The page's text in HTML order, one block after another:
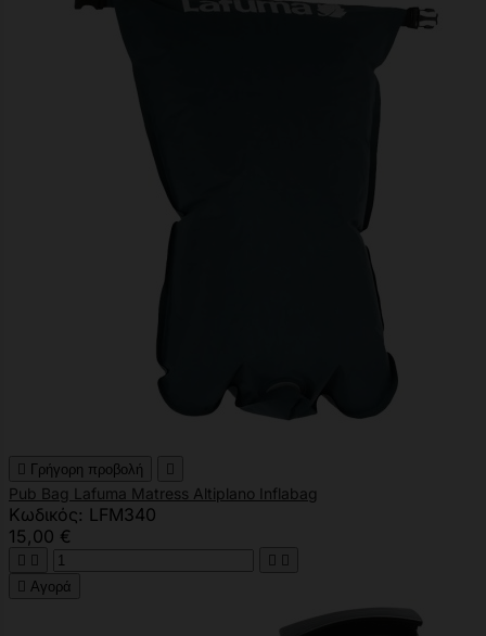
 Γρήγορη προβολή 
Pub Bag Lafuma Matress Altiplano Inflabag
Κωδικός: LFM340
15,00 €
   
 Αγορά